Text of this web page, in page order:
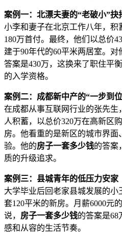
案例一：北漂夫妻的“老破小”抉
小李和妻子在北京工作八年，
180万首付。最终，他们以总价
建于90年代的60平米两居室。对
答案是430万，这换来了职住平
的入学资格。
案例二：成都新中产的“一步到
在成都从事互联网行业的张先
人积蓄，以总价320万在高新区
房。他看重的是新区的城市界
验。他的房子一套多少钱的答案
质的升级追求。
案例三：县城青年的低压力安家
大学毕业后回老家县城发展的
套120平米的新房。月薪6000元
说， 房子一套多少钱的答案是68
感和从容的生活节奏。